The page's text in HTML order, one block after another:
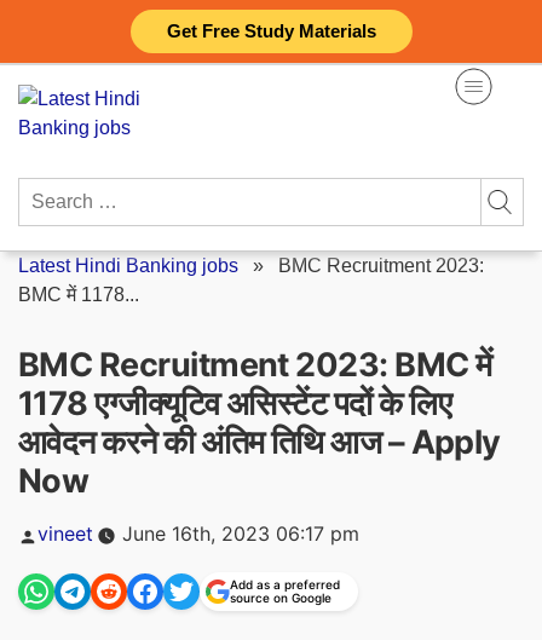
Get Free Study Materials
content
Search
Latest Hindi Banking jobs » BMC Recruitment 2023:
BMC में 1178...
BMC Recruitment 2023: BMC में
1178 एग्जीक्यूटिव असिस्टेंट पदों के लिए
आवेदन करने की अंतिम तिथि आज – Apply
Now
Posted
vineet June 16th, 2023 06:17 pm
Add as a preferred
source on Google